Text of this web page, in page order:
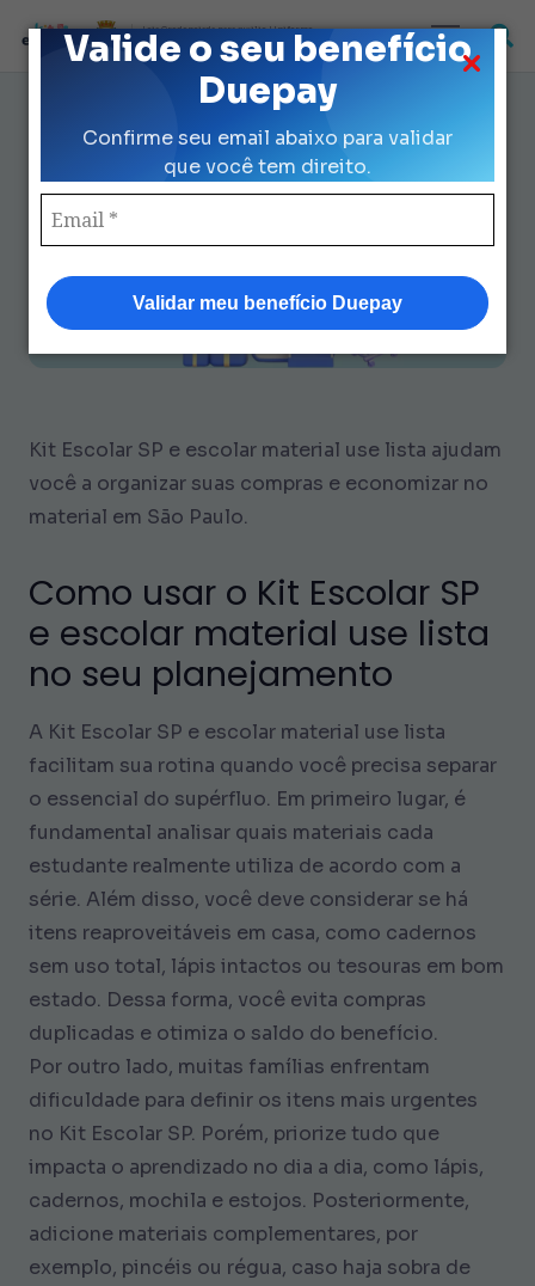
Valide o seu benefício
Duepay
Confirme seu email abaixo para validar
que você tem direito.
Validar meu benefício Duepay
Loja Credenciada para auxilio Uniforme
e Kit Escolar da Prefeitura de São Paulo
Escolar Material Use Lista: 7
Dicas para Economizar R$ 424
Kit Escolar SP e escolar material use lista ajudam
você a organizar suas compras e economizar no
material em São Paulo.
Como usar o Kit Escolar SP
e escolar material use lista
no seu planejamento
A Kit Escolar SP e escolar material use lista
facilitam sua rotina quando você precisa separar
o essencial do supérfluo. Em primeiro lugar, é
fundamental analisar quais materiais cada
estudante realmente utiliza de acordo com a
série. Além disso, você deve considerar se há
itens reaproveitáveis em casa, como cadernos
sem uso total, lápis intactos ou tesouras em bom
estado. Dessa forma, você evita compras
duplicadas e otimiza o saldo do benefício.
Por outro lado, muitas famílias enfrentam
dificuldade para definir os itens mais urgentes
no Kit Escolar SP. Porém, priorize tudo que
impacta o aprendizado no dia a dia, como lápis,
cadernos, mochila e estojos. Posteriormente,
adicione materiais complementares, por
exemplo, pincéis ou régua, caso haja sobra de